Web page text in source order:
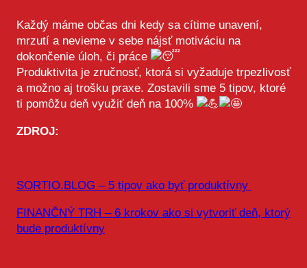
Každý máme občas dni kedy sa cítime unavení,
mrzutí a nevieme v sebe nájsť motiváciu na
dokončenie úloh, či práce
Produktivita je zručnosť, ktorá si vyžaduje trpezlivosť
a možno aj trošku praxe. Zostavili sme 5 tipov, ktoré
ti pomôžu deň využiť deň na 100%
ZDROJ:
SORTIO.BLOG – 5 tipov ako byť produktívny
FINANČNÝ TRH – 6 krokov ako si vytvoriť deň, ktorý
bude produktívny